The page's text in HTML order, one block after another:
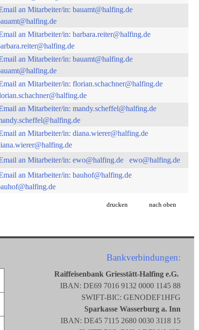
ewo@halfing.de
drucken nach oben
Bankverbindungen:
Raiffeisenbank Griesstätt-Halfing e.G.
IBAN: DE69 7016 9132 0000 1145 88
SWIFT-BIC: GENODEF1HFG
Sparkasse Wasserburg a. Inn
IBAN: DE45 7115 2680 0030 3118 15